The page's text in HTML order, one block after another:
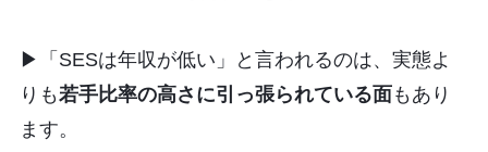
▶︎「SESは年収が低い」と言われるのは、実態よ
りも若手比率の高さに引っ張られている面 もあり
ます。